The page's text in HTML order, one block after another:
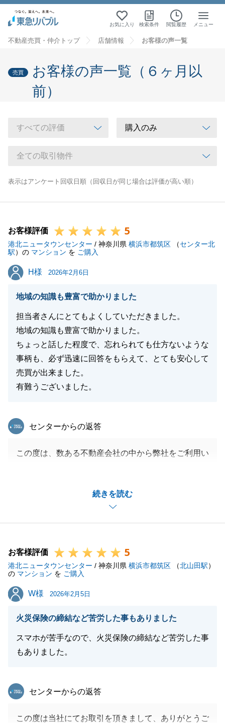
お気に入り 検索条件 閲覧履歴 メニュー
不動産売買・仲介トップ 店舗情報 お客様の声一覧
売買
お客様の声一覧（６ヶ月以
前）
表示はアンケート回収日順（回収日が同じ場合は評価が高い順）
お客様評価 5
港北ニュータウンセンター / 神奈川県 横浜市都筑区 （センター北
駅）の マンション を ご購入
H様
H様 2026年2月6日
地域の知識も豊富で助かりました
担当者さんにとてもよくしていただきました。
地域の知識も豊富で助かりました。
ちょっと話した程度で、忘れられても仕方ないような
事柄も、必ず迅速に回答をもらえて、とても安心して
売買が出来ました。
有難うございました。
続きを読む
東急リバブル
センターからの返答
この度は、数ある不動産会社の中から弊社をご利用い
りがとうございます。
我々からのご依頼事項に関しても、早急にご対応して
いただきましたお陰で、
ました。
今回はご売却も連動してくるような内容で、各種銀行
とのやり取りなどでご不便をおかけした点もあるかと
思いますが
今後とも、何かご不明な点やご質問事項ござましたら
お気軽にお申し付けくださいませ。
お客様評価 5
港北ニュータウンセンター / 神奈川県 横浜市都筑区 （北山田駅）
の マンション を ご購入
W様
W様 2026年2月5日
火災保険の締結など苦労した事もありました
スマホが苦手なので、火災保険の締結など苦労した事
もありました。
東急リバブル
センターからの返答
この度は当社にてお取引を頂きまして、ありがとうご